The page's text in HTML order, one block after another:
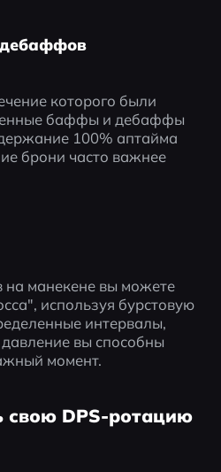
которого были
баффы и дебаффы
100% аптайма
брони часто важнее
на манекене вы можете
используя бурстовую
интервалы,
вы способны
момент.
свою DPS-ротацию